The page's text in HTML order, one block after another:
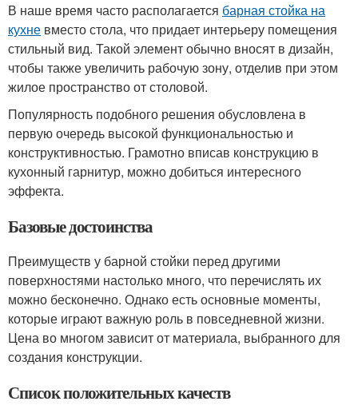
В наше время часто располагается барная стойка на
кухне вместо стола, что придает интерьеру помещения
стильный вид. Такой элемент обычно вносят в дизайн,
чтобы также увеличить рабочую зону, отделив при этом
жилое пространство от столовой.
Популярность подобного решения обусловлена в
первую очередь высокой функциональностью и
конструктивностью. Грамотно вписав конструкцию в
кухонный гарнитур, можно добиться интересного
эффекта.
Базовые достоинства
Преимуществ у барной стойки перед другими
поверхностями настолько много, что перечислять их
можно бесконечно. Однако есть основные моменты,
которые играют важную роль в повседневной жизни.
Цена во многом зависит от материала, выбранного для
создания конструкции.
Список положительных качеств